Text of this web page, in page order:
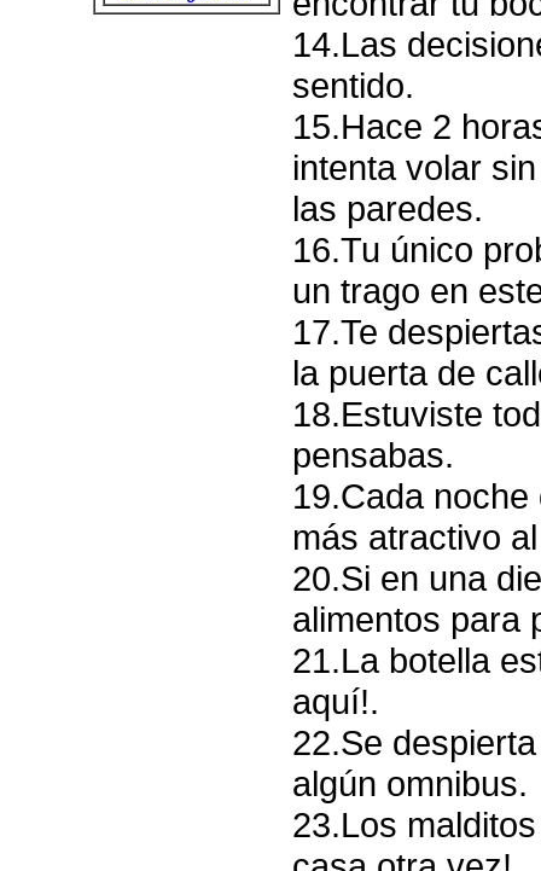
14.Las
sentido.
15.Hace 2
intenta volar
las paredes.
16.Tu único
un trago en
17.Te
la puerta de
18.Estuviste
pensabas.
19.Cada
más atractivo
20.Si en una
alimentos para
21.La botella
aquí!.
22.Se
algún omnibus.
23.Los